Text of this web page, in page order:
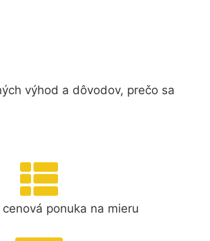
výhod a dôvodov, prečo sa
ponuka na mieru